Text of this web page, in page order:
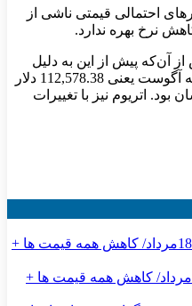
احتمالی قیمتی ناشی از
نرخ بهره ندارد.
آن‌که پیش از این به دلیل
تقویت دلار به پایین‌ترین قیمت از سه آگوست یعنی 112,578.38 دلار
دلار در نوسان بود. اتریوم نیز با تغییرات
قیمت طلا و سکه امروز یکشنبه 18مرداد/ کاهش همه قیمت ها +